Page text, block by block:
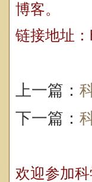
博客。
链接地址：
上一篇：
下一篇：
欢迎参加